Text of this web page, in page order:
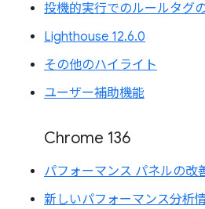
投機的実行でのルールタグ
Lighthouse 12.6.0
その他のハイライト
ユーザー補助機能
Chrome 136
パフォーマンス パネルの改
新しいパフォーマンス分析